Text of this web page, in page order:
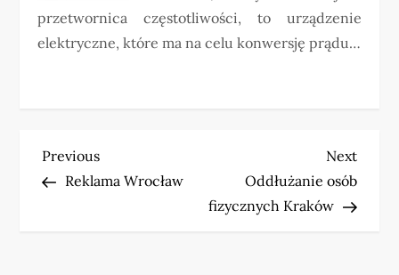
przetwornica częstotliwości, to urządzenie
elektryczne, które ma na celu konwersję prądu…
N
a
Previous
Post
Previous
Reklama Wrocław
Next
Post
Next
Oddłużanie osób
fizycznych Kraków